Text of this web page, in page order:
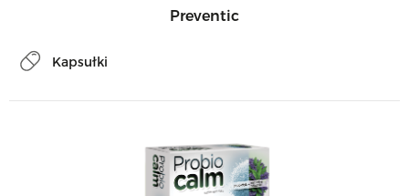
Preventic
Kapsułki